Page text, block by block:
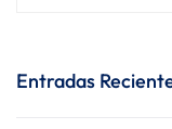
Entradas